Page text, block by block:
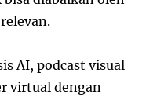
AI, podcast visual
virtual dengan